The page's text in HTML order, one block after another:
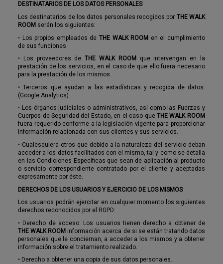
DESTINATARIOS DE LOS DATOS PERSONALES
Los destinatarios de los datos personales recogidos por THE WALK
ROOM serán los siguientes:
• Los propios empleados deTHE WALK ROOM en el cumplimiento
de sus funciones.
•
Los proveedores deTHE WALK ROOM
que intervengan en la
prestación de los servicios, en el caso de que ello fuera necesario
para la prestación de los mismos.
• Terceros que ayudan a las estadísticas y recogida de datos:
(Google Analytics)
• Los órganos judiciales o administrativos, así como las Fuerzas y
Cuerpos de Seguridad del Estado, en el caso queTHE WALK ROOM
fuera requerido conforme a la legislación vigente para proporcionar
información relacionada con sus clientes y sus servicios.
• Cualesquiera otros que debido a la naturaleza del servicio deban
acceder a los datos facilitados con el mismo, tal y como se detalla
en las Condiciones Específicas que sean de aplicación al producto
o servicio correspondiente contratado por el cliente y aceptadas
expresamente por éste.
DERECHOS DE LOS USUARIOS Y EJERCICIO DE LOS MISMOS
Los usuarios podrán ejercitar en cualquier momento los siguientes
derechos reconocidos por el RGPD:
• Derecho de acceso: Los usuarios tienen derecho a obtener de
THE WALK ROOM información acerca de si se están tratando datos
personales que le conciernan, a acceder a los mismos y a obtener
información sobre el tratamiento realizado.
• Derecho a obtener una copia de sus datos personales.